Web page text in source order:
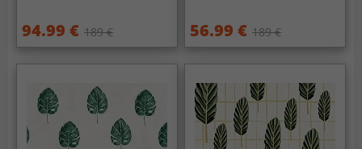
94.99 € 189 € 56.99 € 189 €